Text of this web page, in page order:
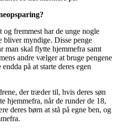
og fremmest har de unge nogle
bliver myndige. Disse penge
man skal flytte hjemmefra samt
andre vælger at bruge pengene
på at starte deres egen
der træder til, hvis deres søn
hjemmefra, når de runder de 18,
deres børn at stå på egne ben, og